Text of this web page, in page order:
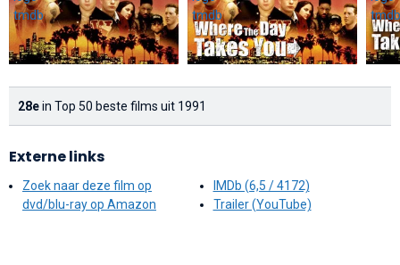
28ein Top 50 beste films uit 1991
Externe links
Zoek naar deze film op
dvd/blu-ray op Amazon
IMDb (6,5 / 4172)
Trailer (YouTube)